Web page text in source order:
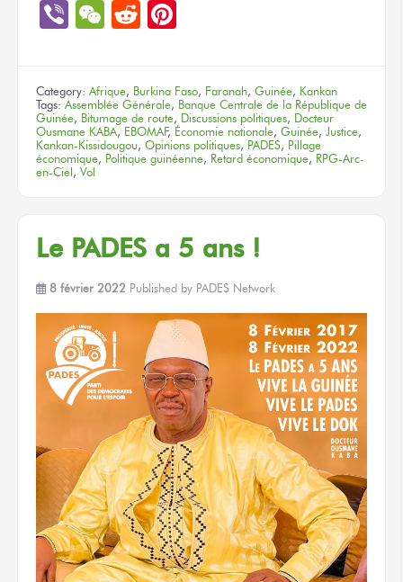
ViberWeChat
Reddit
Category: Afrique, Burkina Faso, Faranah, Guinée, Kankan
Tags: Assemblée Générale, Banque Centrale de la République de
Guinée, Bitumage de route, Discussions politiques, Docteur
Ousmane KABA, EBOMAF, Économie nationale, Guinée, Justice,
Kankan-Kissidougou, Opinions politiques, PADES, Pillage
économique, Politique guinéenne, Retard économique, RPG-Arc-
en-Ciel , Vol
Le PADES a 5 ans !
8 février 2022 Published by PADES Network